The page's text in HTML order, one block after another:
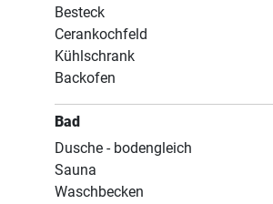
Besteck
Cerankochfeld
Kühlschrank
Backofen
Bad
Dusche - bodengleich
Sauna
Waschbecken